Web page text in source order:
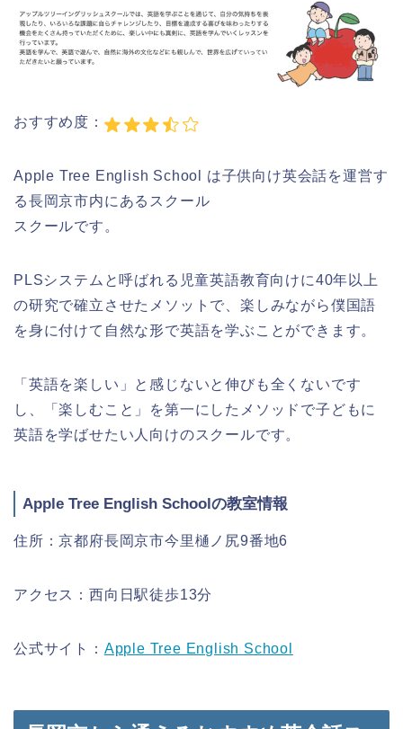
おすすめ度：
Apple Tree English School は子供向け英会話を運営す
る長岡京市内にあるスクール
スクールです。
PLSシステムと呼ばれる児童英語教育向けに40年以上
の研究で確立させたメソットで、楽しみながら僕国語
を身に付けて自然な形で英語を学ぶことができます。
「英語を楽しい」と感じないと伸びも全くないです
し、「楽しむこと」を第一にしたメソッドで子どもに
英語を学ばせたい人向けのスクールです。
Apple Tree English Schoolの教室情報
住所：京都府長岡京市今里樋ノ尻9番地6
アクセス：西向日駅徒歩13分
公式サイト： Apple Tree English School